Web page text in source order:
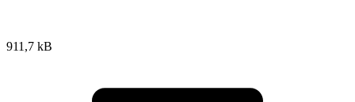
911,7 kB